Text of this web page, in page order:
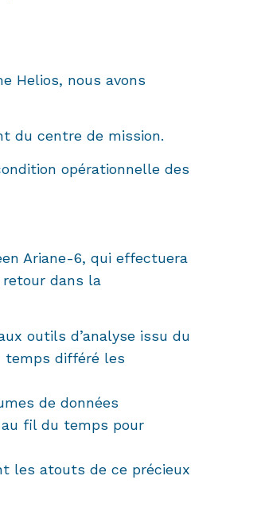
Helios, nous avons
du centre de mission.
opérationnelle des
Ariane-6, qui effectuera
retour dans la
outils d’analyse issu du
temps différé les
de données
fil du temps pour
les atouts de ce précieux